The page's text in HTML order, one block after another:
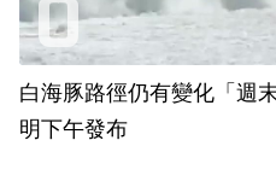
白海豚路徑仍有變化「週
明下午發布